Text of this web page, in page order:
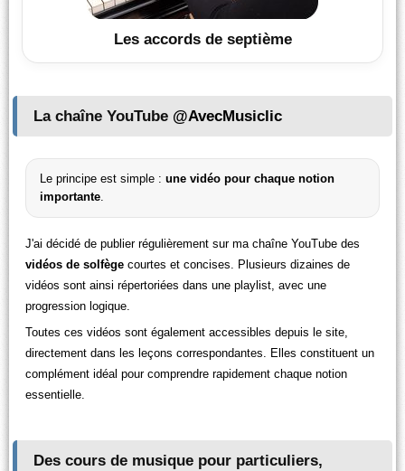
Les accords de septième
La chaîne YouTube @AvecMusiclic
Le principe est simple :une vidéo pour chaque notion
importante.
J'ai décidé de publier régulièrement sur ma chaîne YouTube des
vidéos de solfège courtes et concises. Plusieurs dizaines de
vidéos sont ainsi répertoriées dans une playlist, avec une
progression logique.
Toutes ces vidéos sont également accessibles depuis le site,
directement dans les leçons correspondantes. Elles constituent un
complément idéal pour comprendre rapidement chaque notion
essentielle.
Des cours de musique pour particuliers,